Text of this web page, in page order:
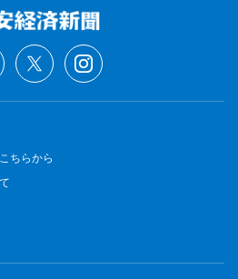
ちらから